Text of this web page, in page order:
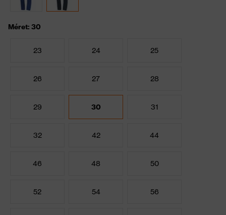
Méret: 30
23 24 25
26 27 28
29 30 31
32 42 44
46 48 50
52 54 56